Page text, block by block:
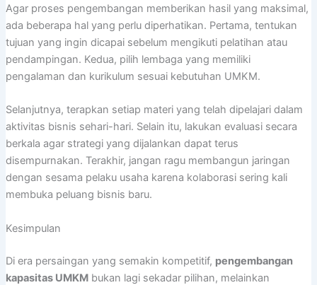
Agar proses pengembangan memberikan hasil yang maksimal,
ada beberapa hal yang perlu diperhatikan. Pertama, tentukan
tujuan yang ingin dicapai sebelum mengikuti pelatihan atau
pendampingan. Kedua, pilih lembaga yang memiliki
pengalaman dan kurikulum sesuai kebutuhan UMKM.
Selanjutnya, terapkan setiap materi yang telah dipelajari dalam
aktivitas bisnis sehari-hari. Selain itu, lakukan evaluasi secara
berkala agar strategi yang dijalankan dapat terus
disempurnakan. Terakhir, jangan ragu membangun jaringan
dengan sesama pelaku usaha karena kolaborasi sering kali
membuka peluang bisnis baru.
Kesimpulan
Di era persaingan yang semakin kompetitif, pengembangan
kapasitas UMKMbukan lagi sekadar pilihan, melainkan